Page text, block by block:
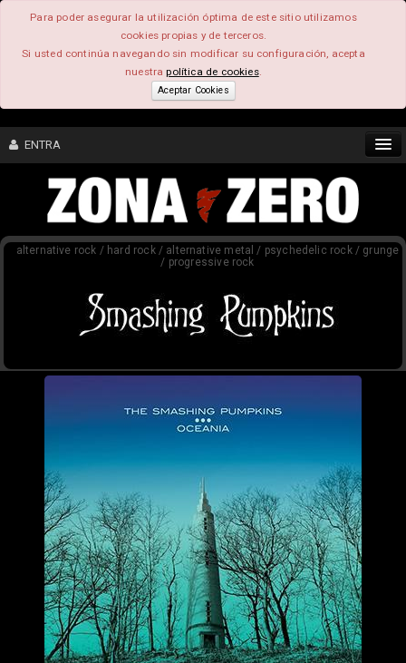
Para poder asegurar la utilización óptima de este sitio utilizamos
cookies propias y de terceros.
Si usted continúa navegando sin modificar su configuración, acepta
nuestrapolítica de cookies.
Aceptar Cookies
ENTRA
CONTENIDO
FEEEDBACK
alternative rock / hard rock / alternative metal / psychedelic rock / grunge
/ progressive rock